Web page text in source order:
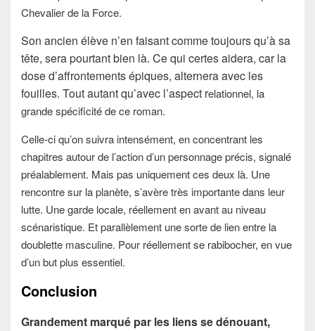
Chevalier de la Force.
Son ancien élève n’en faisant comme toujours qu’à sa
tête, sera pourtant bien là. Ce qui certes aidera, car la
dose d’affrontements épiques, alternera avec les
fouilles. Tout autant qu’avec l’aspect relationnel, la
grande spécificité de ce roman.
Celle-ci qu’on suivra intensément, en concentrant les
chapitres autour de l’action d’un personnage précis, signalé
préalablement. Mais pas uniquement ces deux là. Une
rencontre sur la planète, s’avère très importante dans leur
lutte. Une garde locale, réellement en avant au niveau
scénaristique. Et parallèlement une sorte de lien entre la
doublette masculine. Pour réellement se rabibocher, en vue
d’un but plus essentiel.
Conclusion
Grandement marqué par les liens se dénouant,